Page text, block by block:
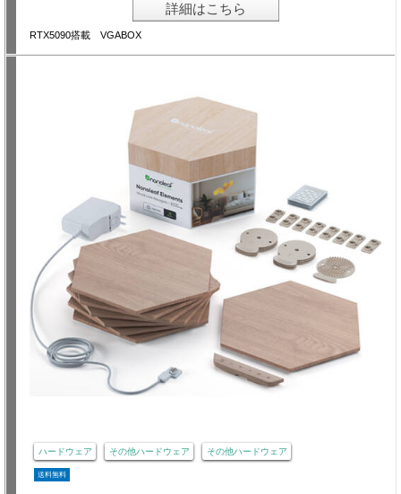
詳細はこちら
RTX5090搭載 VGABOX
ハードウェア その他ハードウェア その他ハードウェア
送料無料